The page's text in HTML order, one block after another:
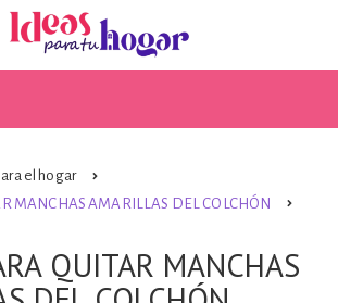
el hogar
MANCHAS AMARILLAS DEL COLCHÓN
QUITAR MANCHAS